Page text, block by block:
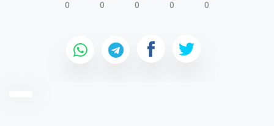
0 0 0 0 0